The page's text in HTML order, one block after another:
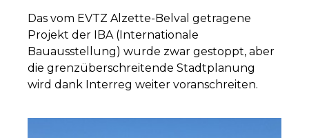
Das vom EVTZ Alzette-Belval getragene
Projekt der IBA (Internationale
Bauausstellung) wurde zwar gestoppt, aber
die grenzüberschreitende Stadtplanung
wird dank Interreg weiter voranschreiten.